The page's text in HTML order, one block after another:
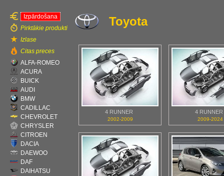
Izpārdošana
Pirktākie produkti
Izlase
Citas preces
ALFA-ROMEO
ACURA
BUICK
AUDI
BMW
CADILLAC
CHEVROLET
CHRYSLER
CITROEN
DACIA
DAEWOO
DAF
DAIHATSU
Toyota
4 RUNNER
2002-2009
4 RUNNER
2009-2024